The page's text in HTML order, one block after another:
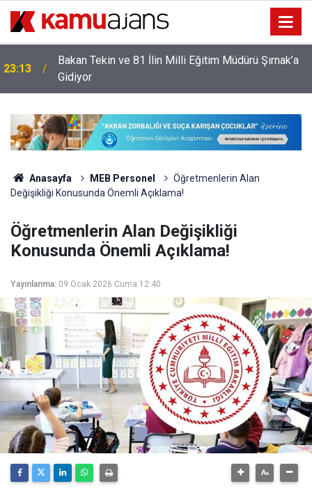
23:13
Bakan Tekin ve 81 İlin Milli Eğitim Müdürü Şırnak’a
Gidiyor
Anasayfa MEB Personel
Öğretmenlerin Alan
Değişikliği Konusunda Önemli Açıklama!
Öğretmenlerin Alan Değişikliği
Konusunda Önemli Açıklama!
Yayınlanma: 09 Ocak 2026 Cuma 12:40